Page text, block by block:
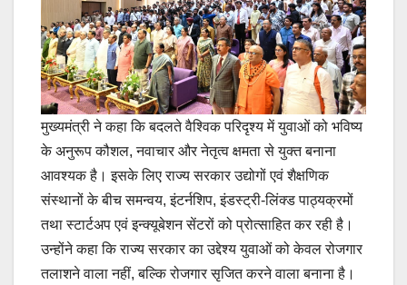
मुख्यमंत्री ने कहा कि बदलते वैश्विक परिदृश्य में युवाओं को भविष्य
के अनुरूप कौशल, नवाचार और नेतृत्व क्षमता से युक्त बनाना
आवश्यक है। इसके लिए राज्य सरकार उद्योगों एवं शैक्षणिक
संस्थानों के बीच समन्वय, इंटर्नशिप, इंडस्ट्री-लिंक्ड पाठ्यक्रमों
तथा स्टार्टअप एवं इन्क्यूबेशन सेंटरों को प्रोत्साहित कर रही है।
उन्होंने कहा कि राज्य सरकार का उद्देश्य युवाओं को केवल रोजगार
तलाशने वाला नहीं, बल्कि रोजगार सृजित करने वाला बनाना है।